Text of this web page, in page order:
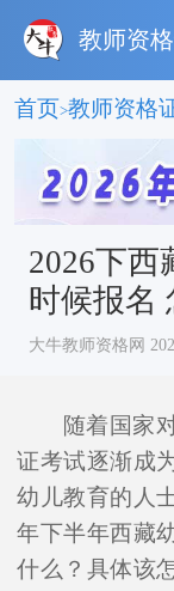
教师资
首页>教师资格
2026下西
时候报名
大牛教师资格网
随着国家
证考试逐渐成
幼儿教育的人
年下半年西藏
什么？具体该